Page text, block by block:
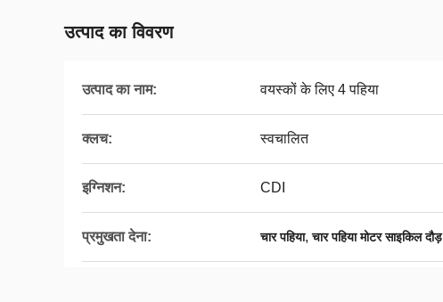
उत्पाद का विवरण
उत्पाद का नाम: वयस्कों के लिए 4 पहिया
क्लच: स्वचालित
इग्निशन: CDI
प्रमुखता देना: चार पहिया,चार पहिया मोटर साइकिल दौड़